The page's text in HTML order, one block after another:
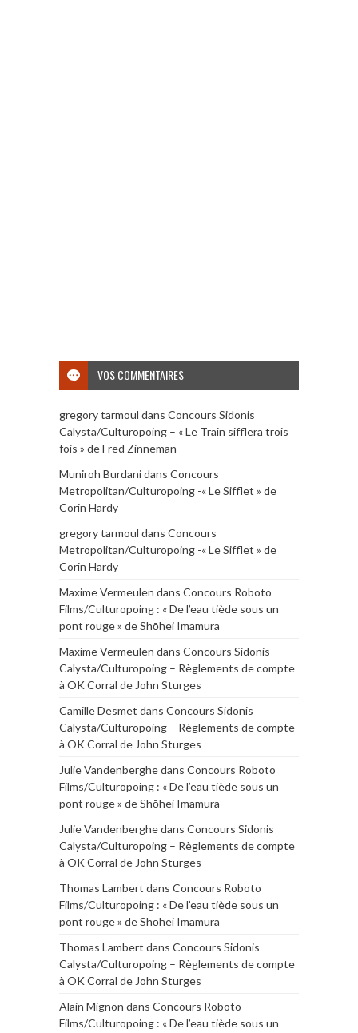
VOS COMMENTAIRES
gregory tarmoul dans Concours Sidonis
Calysta/Culturopoing – « Le Train sifflera trois
fois » de Fred Zinneman
Muniroh Burdanidans Concours
Metropolitan/Culturopoing -« Le Sifflet » de
Corin Hardy
gregory tarmoul dans Concours
Metropolitan/Culturopoing -« Le Sifflet » de
Corin Hardy
Maxime Vermeulen dans Concours Roboto
Films/Culturopoing : « De l’eau tiède sous un
pont rouge » de Shōhei Imamura
Maxime Vermeulen dans Concours Sidonis
Calysta/Culturopoing – Règlements de compte
à OK Corral de John Sturges
Camille Desmet dans Concours Sidonis
Calysta/Culturopoing – Règlements de compte
à OK Corral de John Sturges
Julie Vandenberghedans Concours Roboto
Films/Culturopoing : « De l’eau tiède sous un
pont rouge » de Shōhei Imamura
Julie Vandenberghedans Concours Sidonis
Calysta/Culturopoing – Règlements de compte
à OK Corral de John Sturges
Thomas Lambert dans Concours Roboto
Films/Culturopoing : « De l’eau tiède sous un
pont rouge » de Shōhei Imamura
Thomas Lambert dans Concours Sidonis
Calysta/Culturopoing – Règlements de compte
à OK Corral de John Sturges
Alain Mignon dans Concours Roboto
Films/Culturopoing : « De l’eau tiède sous un